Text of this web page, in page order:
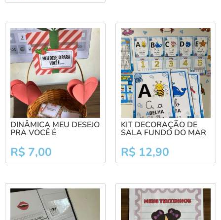
DINÂMICA MEU DESEJO
PRA VOCÊ É
R$ 7,00
KIT DECORAÇÃO DE
SALA FUNDO DO MAR
R$ 12,90